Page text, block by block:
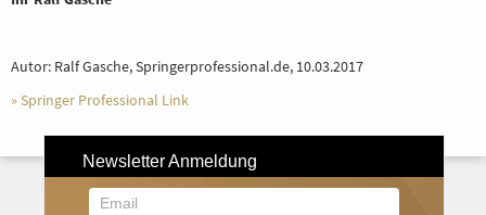
Autor: Ralf Gasche, Springerprofessional.de, 10.03.2017
»Springer Professional Link